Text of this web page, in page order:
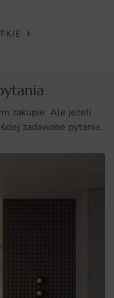
pomieszczeniach.
zakupie. Ale jeżeli
zadawane pytania.